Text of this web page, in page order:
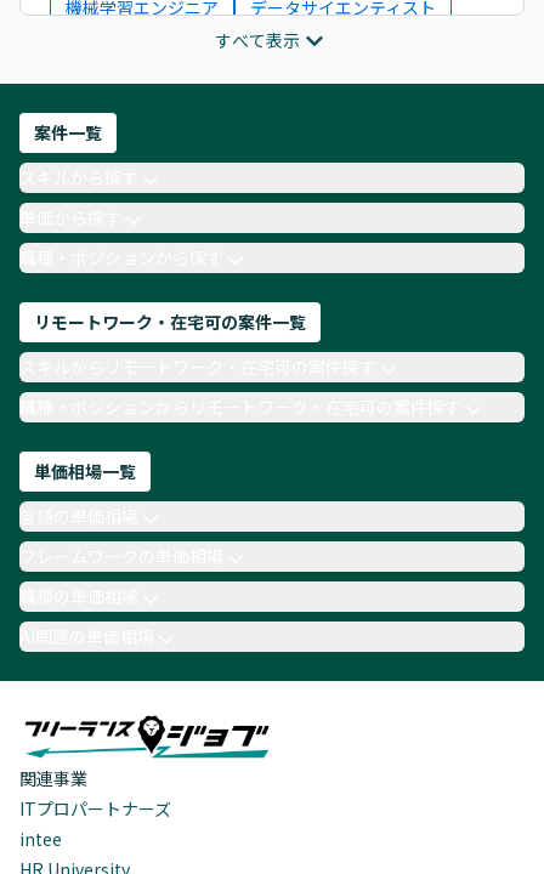
機械学習エンジニア
データサイエンティスト
ITコンサルタント
フロントエンドエンジニア
ネットワークエンジニア
AIエンジニア
Webデザイナー
月収100万円 業務委託
COBOL
Ruby
TypeScript
Laravel AWS
すべて表示
案件一覧
単価から探す
職種・ポジションから探す
リモートワーク・在宅可の案件一覧
職種・ポジションからリモートワーク・在宅可の案件探す
単価相場一覧
職種の単価相場
AI関連の単価相場
関連事業
ITプロパートナーズ
intee
HR University